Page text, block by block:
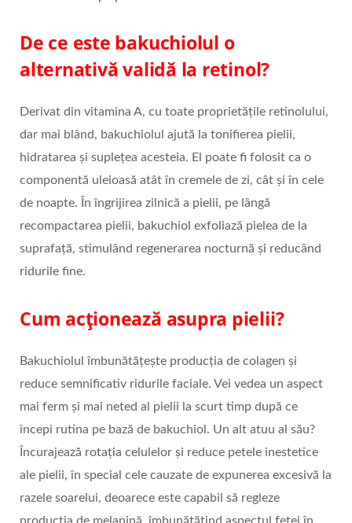
De ce este bakuchiolul o
alternativă validă la retinol?
Derivat din vitamina A, cu toate proprietățile retinolului,
dar mai blând, bakuchiolul ajută la tonifierea pielii,
hidratarea și suplețea acesteia. El poate fi folosit ca o
componentă uleioasă atât în cremele de zi, cât și în cele
de noapte. În îngrijirea zilnică a pielii, pe lângă
recompactarea pielii, bakuchiol exfoliază pielea de la
suprafață, stimulând regenerarea nocturnă și reducând
ridurile fine.
Cum acționează asupra pielii?
Bakuchiolul îmbunătățește producția de colagen și
reduce semnificativ ridurile faciale. Vei vedea un aspect
mai ferm și mai neted al pielii la scurt timp după ce
începi rutina pe bază de bakuchiol. Un alt atuu al său?
Încurajează rotația celulelor și reduce petele inestetice
ale pielii, în special cele cauzate de expunerea excesivă la
razele soarelui, deoarece este capabil să regleze
producția de melanină, îmbunătățind aspectul feței în